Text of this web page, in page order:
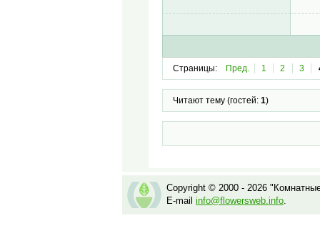
Страницы: Пред. 1 2 3
Читают тему (гостей: 1)
Copyright © 2000 - 2026
E-mail info@flowersweb.info.